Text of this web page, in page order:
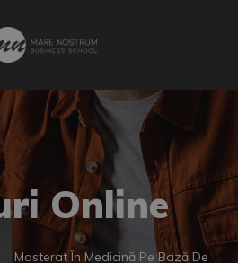
Online
Masterat În Medicină Pe Bază De